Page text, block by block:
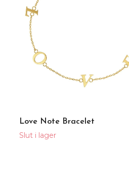
Love Note Bracelet
Slut i lager